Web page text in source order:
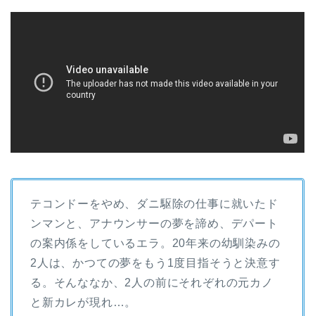
テコンドーをやめ、ダニ駆除の仕事に就いたド
ンマンと、アナウンサーの夢を諦め、デパート
の案内係をしているエラ。20年来の幼馴染みの
2人は、かつての夢をもう1度目指そうと決意す
る。そんななか、2人の前にそれぞれの元カノ
と新カレが現れ…。